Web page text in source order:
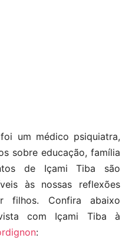
um médico psiquiatra,
sobre educação, família
de Içami Tiba são
às nossas reflexões
filhos. Confira abaixo
com Içami Tiba à
: